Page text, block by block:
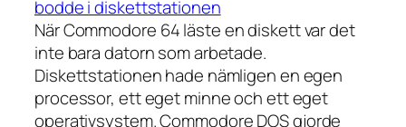
bodde i diskettstationen
När Commodore 64 läste en diskett var det
inte bara datorn som arbetade.
Diskettstationen hade nämligen en egen
processor, ett eget minne och ett eget
operativsystem. Commodore DOS gjorde